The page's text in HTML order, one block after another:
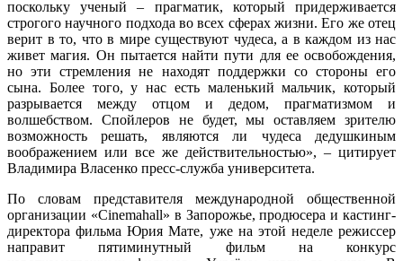
поскольку ученый – прагматик, который придерживается
строгого научного подхода во всех сферах жизни. Его же отец
верит в то, что в мире существуют чудеса, а в каждом из нас
живет магия. Он пытается найти пути для ее освобождения,
но эти стремления не находят поддержки со стороны его
сына. Более того, у нас есть маленький мальчик, который
разрывается между отцом и дедом, прагматизмом и
волшебством. Спойлеров не будет, мы оставляем зрителю
возможность решать, являются ли чудеса дедушкиным
воображением или все же действительностью», – цитирует
Владимира Власенко пресс-служба университета.
По словам представителя международной общественной
организации «Сinemahall» в Запорожье, продюсера и кастинг-
директора фильма Юрия Мате, уже на этой неделе режиссер
направит пятиминутный фильм на конкурс